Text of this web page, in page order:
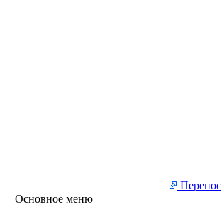
Основное меню
Перенос